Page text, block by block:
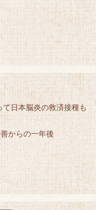
日本脳炎の救済接種も
からの一年後